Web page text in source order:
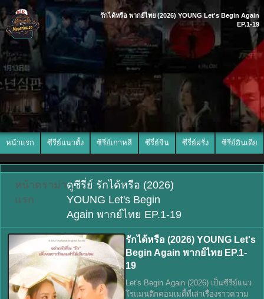
รักได้หรือ พากย์ไทย (2026) YOUNG Let's Begin Again
EP.1-19
หน้าแรก ซีรีย์แนวตั้ง ซีรี่ย์เกาหลี ซีรี่ย์จีน ซีรี่ย์ฝรั่ง ซีรี่ย์อินเดีย
หน้า
แรก
ดราม่าดูซีรี่ย์ รักได้หรือ (2026)
YOUNG Let's Begin
Again พากย์ไทย EP.1-19
รักได้หรือ (2026) YOUNG Let's
Begin Again พากย์ไทย EP.1-
19
Let's Begin Again (2026) เป็นซีรีย์แนว
โรแมนติกคอมเมดี้ที่เล่าเรื่องราวความ